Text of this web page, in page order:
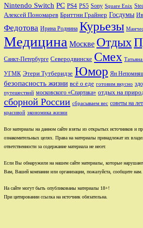
Nintendo Switch PC PS4 PS5 Sony Square Enix
Алексей Пономарев Бриттни Грайнер Госдумы
Федотова Ирина Роднина Курьезы
Медицина Москве Отдых
Санкт-Петербурге Северодвинске Смех
УГМК Этери Тутберидзе Юмор Ян
безопасность жизни всё о еде готовим вкусно
путешествий московского «Спартака» отдых на
сборной России сбрасываем вес советы на
красивой экономика жизни
Все материалы на данном сайте взяты из открытых источников и
ознакомительных целях. Права на материалы принадлежат их
ответственности за содержание материала не несет.
Если Вы обнаружили на нашем сайте материалы, которые
Вам, Вашей компании или организации, пожалуйста, сообщите нам.
На сайте могут быть опубликованы материалы 18+!
При цитировании ссылка на источник обязательна.